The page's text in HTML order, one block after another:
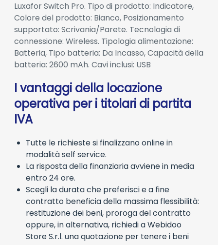
Luxafor Switch Pro. Tipo di prodotto: Indicatore,
Colore del prodotto: Bianco, Posizionamento
supportato: Scrivania/Parete. Tecnologia di
connessione: Wireless. Tipologia alimentazione:
Batteria, Tipo batteria: Da Incasso, Capacità della
batteria: 2600 mAh. Cavi inclusi: USB
I vantaggi della locazione
operativa per i titolari di partita
IVA
Tutte le richieste si finalizzano online in
modalità self service.
La risposta della finanziaria avviene in media
entro 24 ore.
Scegli la durata che preferisci e a fine
contratto beneficia della massima flessibilità:
restituzione dei beni, proroga del contratto
oppure, in alternativa, richiedi a Webidoo
Store S.r.l. una quotazione per tenere i beni